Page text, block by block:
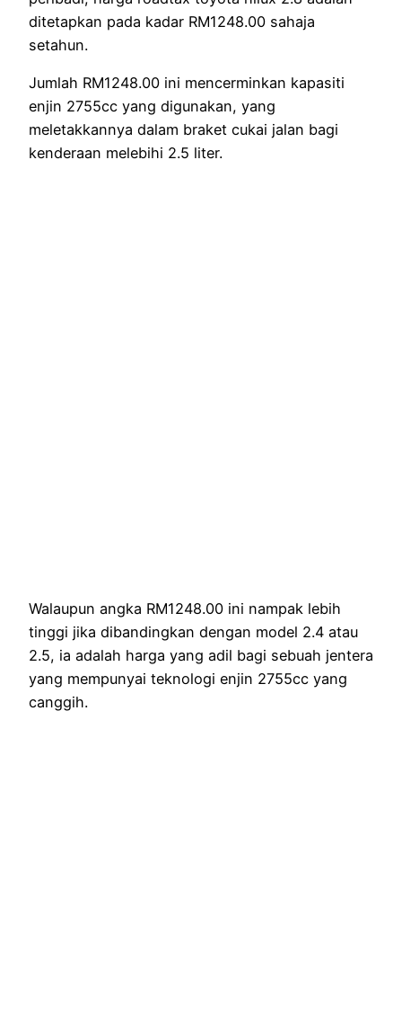
ditetapkan pada kadar RM1248.00 sahaja
setahun.
Jumlah RM1248.00 ini mencerminkan kapasiti
enjin 2755cc yang digunakan, yang
meletakkannya dalam braket cukai jalan bagi
kenderaan melebihi 2.5 liter.
Walaupun angka RM1248.00 ini nampak lebih
tinggi jika dibandingkan dengan model 2.4 atau
2.5, ia adalah harga yang adil bagi sebuah jentera
yang mempunyai teknologi enjin 2755cc yang
canggih.